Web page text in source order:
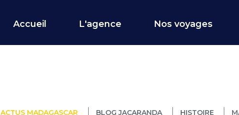
Accueil L'agence Nos voyages
ACTUS MADAGASCAR BLOG JACARANDA HISTOIRE